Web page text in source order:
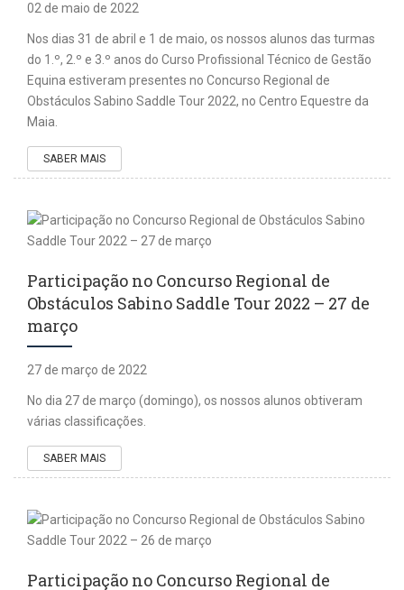
02 de maio de 2022
Nos dias 31 de abril e 1 de maio, os nossos alunos das turmas
do 1.º, 2.º e 3.º anos do Curso Profissional Técnico de Gestão
Equina estiveram presentes no Concurso Regional de
Obstáculos Sabino Saddle Tour 2022, no Centro Equestre da
Maia.
SABER MAIS
Participação no Concurso Regional de
Obstáculos Sabino Saddle Tour 2022 – 27 de
março
27 de março de 2022
No dia 27 de março (domingo), os nossos alunos obtiveram
várias classificações.
SABER MAIS
Participação no Concurso Regional de